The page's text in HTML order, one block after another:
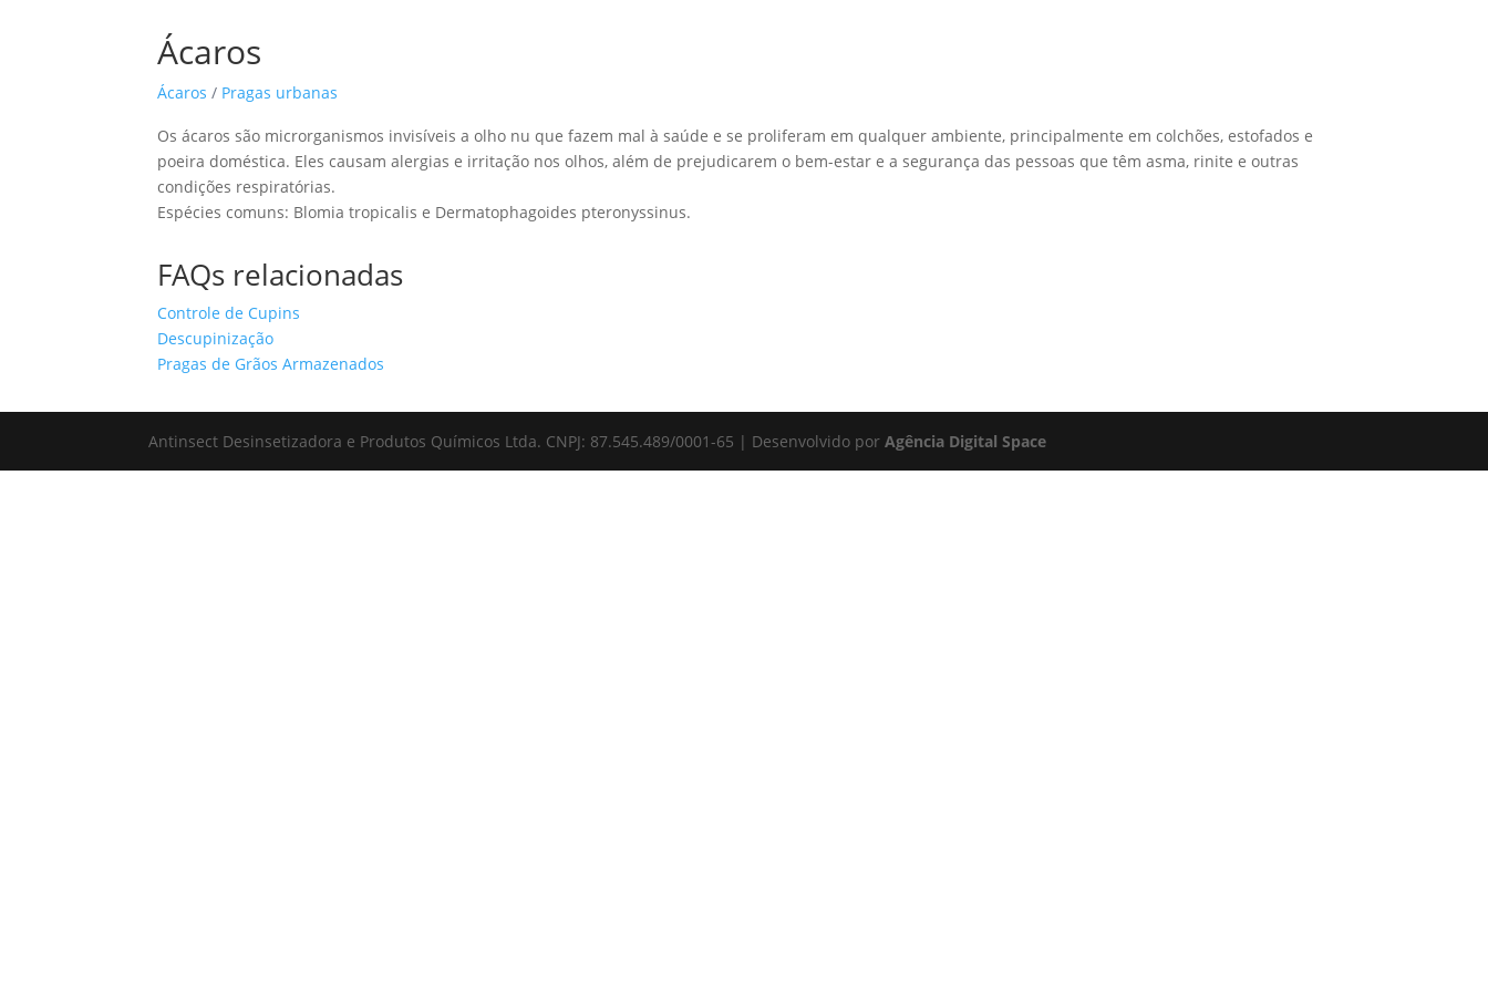
Ácaros
Ácaros / Pragas urbanas
Os ácaros são microrganismos invisíveis a olho nu que fazem mal à saúde e se proliferam em qualquer ambiente, principalmente em colchões, estofados e
poeira doméstica. Eles causam alergias e irritação nos olhos, além de prejudicarem o bem-estar e a segurança das pessoas que têm asma, rinite e outras
condições respiratórias.
Espécies comuns: Blomia tropicalis e Dermatophagoides pteronyssinus.
FAQs relacionadas
Controle de Cupins
Descupinização
Pragas de Grãos Armazenados
Antinsect Desinsetizadora e Produtos Químicos Ltda. CNPJ: 87.545.489/0001-65 | Desenvolvido porAgência Digital Space